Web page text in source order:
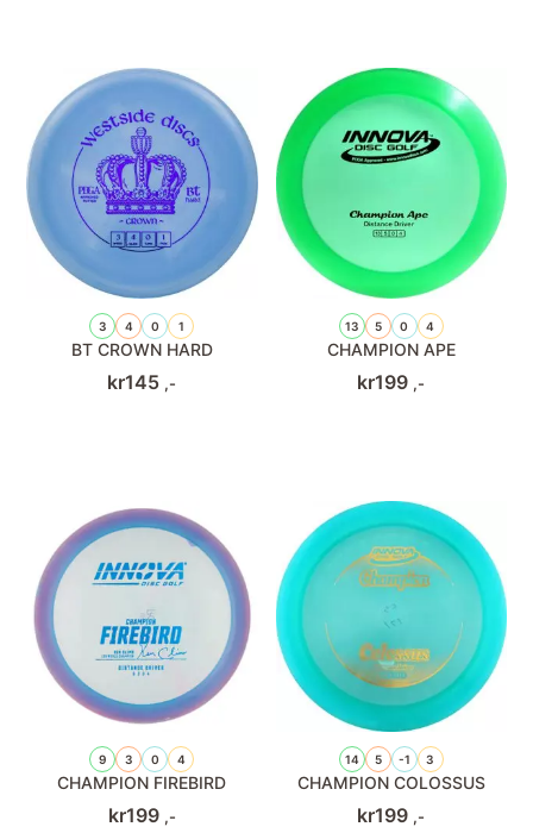
3 4 0 1
BT CROWN HARD
kr145 ,-
13 5 0 4
CHAMPION APE
kr199 ,-
9 3 0 4
CHAMPION FIREBIRD
kr199 ,-
14 5 -1 3
CHAMPION COLOSSUS
kr199 ,-